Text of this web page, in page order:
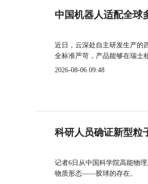
中国机器人适配全球
近日，云深处自主研发生产的
全标准严苛，产品能够在瑞士
2026-08-06 09:48
科研人员确证新型粒
记者6日从中国科学院高能物
物质形态——胶球的存在。